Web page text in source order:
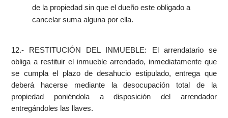
de la propiedad sin que el dueño este obligado a
cancelar suma alguna por ella.
12.- RESTITUCIÓN DEL INMUEBLE: El arrendatario se
obliga a restituir el inmueble arrendado, inmediatamente que
se cumpla el plazo de desahucio estipulado, entrega que
deberá hacerse mediante la desocupación total de la
propiedad poniéndola a disposición del arrendador
entregándoles las llaves.